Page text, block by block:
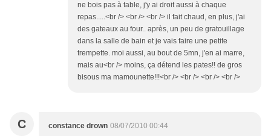
ne bois pas à table, j'y ai droit aussi à chaque
repas.....<br /> <br /> <br /> il fait chaud, en plus, j'ai
des gateaux au four.. après, un peu de gratouillage
dans la salle de bain et je vais faire une petite
trempette. moi aussi, au bout de 5mn, j'en ai marre,
mais au<br /> moins, ça détend les pates!! de gros
bisous ma mamounette!!!<br /> <br /> <br /> <br />
C constance drown 08/07/2010 00:44